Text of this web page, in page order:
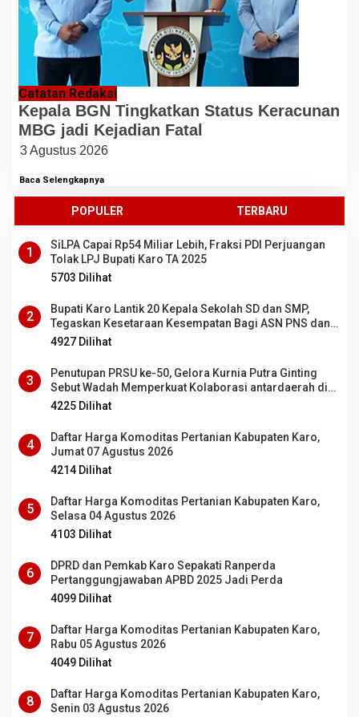
Catatan Redaksi
Kepala BGN Tingkatkan Status Keracunan
MBG jadi Kejadian Fatal
3 Agustus 2026
Baca Selengkapnya
POPULER TERBARU
1
SiLPA Capai Rp54 Miliar Lebih, Fraksi PDI Perjuangan
Tolak LPJ Bupati Karo TA 2025
5703 Dilihat
2
Bupati Karo Lantik 20 Kepala Sekolah SD dan SMP,
Tegaskan Kesetaraan Kesempatan Bagi ASN PNS dan
PPPK
4927 Dilihat
3
Penutupan PRSU ke-50, Gelora Kurnia Putra Ginting
Sebut Wadah Memperkuat Kolaborasi antardaerah di
Sumut
4225 Dilihat
4
Daftar Harga Komoditas Pertanian Kabupaten Karo,
Jumat 07 Agustus 2026
4214 Dilihat
5
Daftar Harga Komoditas Pertanian Kabupaten Karo,
Selasa 04 Agustus 2026
4103 Dilihat
6
DPRD dan Pemkab Karo Sepakati Ranperda
Pertanggungjawaban APBD 2025 Jadi Perda
4099 Dilihat
7
Daftar Harga Komoditas Pertanian Kabupaten Karo,
Rabu 05 Agustus 2026
4049 Dilihat
8
Daftar Harga Komoditas Pertanian Kabupaten Karo,
Senin 03 Agustus 2026